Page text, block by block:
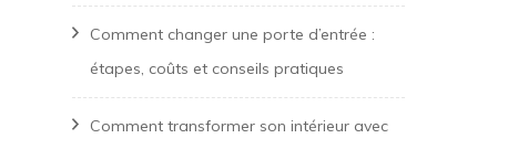
Comment changer une porte d’entrée :
étapes, coûts et conseils pratiques
Comment transformer son intérieur avec